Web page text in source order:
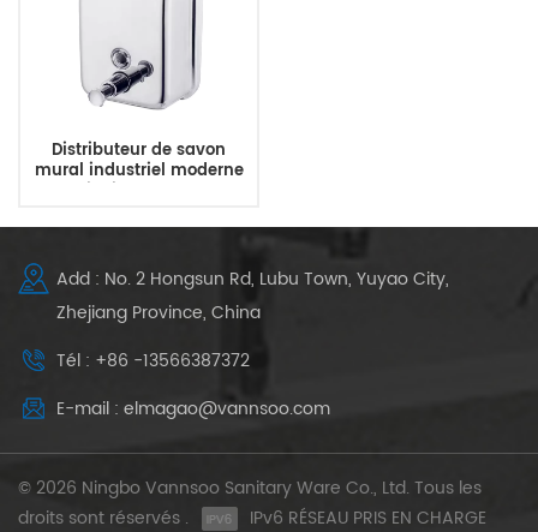
Distributeur de savon
mural industriel moderne
en acier inoxydable de 1
Add : No. 2 Hongsun Rd, Lubu Town, Yuyao City,
Zhejiang Province, China
Tél : +86 -13566387372
E-mail : elmagao@vannsoo.com
© 2026 Ningbo Vannsoo Sanitary Ware Co., Ltd. Tous les
droits sont réservés .
IPv6 RÉSEAU PRIS EN CHARGE